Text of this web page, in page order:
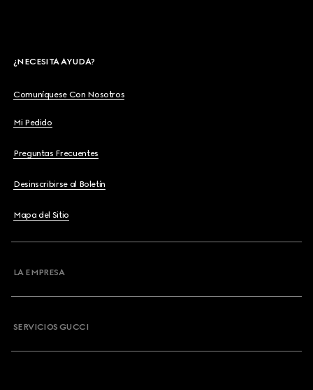
¿NECESITA AYUDA?
Comuníquese Con Nosotros
Mi Pedido
Preguntas Frecuentes
Desinscribirse al Boletín
Mapa del Sitio
LA EMPRESA
SERVICIOS GUCCI